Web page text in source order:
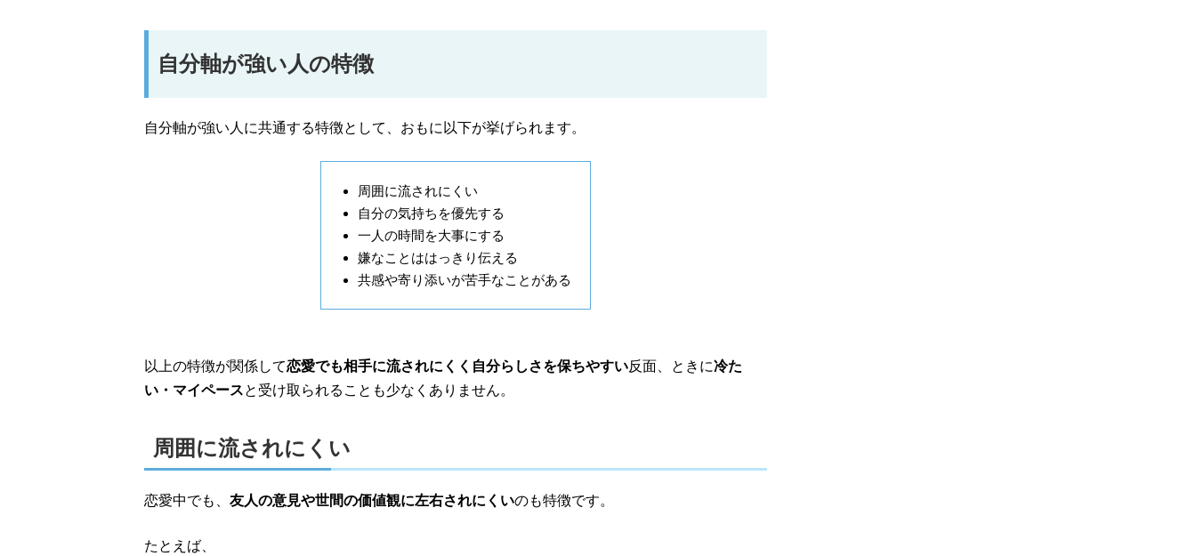
自分軸が強い人の特徴
自分軸が強い人に共通する特徴として、おもに以下が挙げられます。
周囲に流されにくい
自分の気持ちを優先する
一人の時間を大事にする
嫌なことははっきり伝える
共感や寄り添いが苦手なことがある
以上の特徴が関係して恋愛でも相手に流されにくく自分らしさを保ちやすい反面、ときに冷た
い・マイペースと受け取られることも少なくありません。
周囲に流されにくい
恋愛中でも、 友人の意見や世間の価値観に左右されにくいのも特徴です。
たとえば、